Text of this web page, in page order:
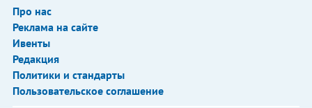
Про нас
Реклама на сайте
Ивенты
Редакция
Политики и стандарты
Пользовательское соглашение